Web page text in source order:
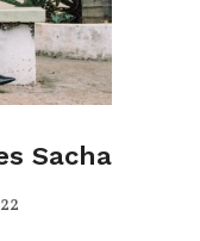
Sacha